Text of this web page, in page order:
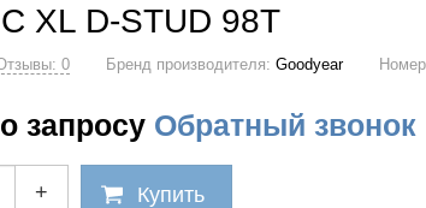
XL D-STUD 98T
0 Бренд производителя:Goodyear
запросу Обратный звонок
+ Купить